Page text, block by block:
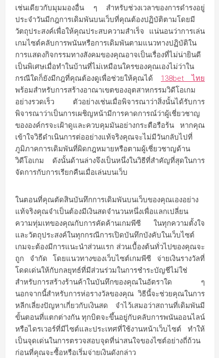
เช่นเดียวกับมุมมองอื่น ๆ สำหรับช่วงเวลาของการดำรงอยู่
ประจำวันมีกฎการเดิมพันบนเว็บที่คุณต้องปฏิบัติตามโดยมี
วัตถุประสงค์เพื่อให้คุณประสบความสำเร็จ แน่นอนว่าการเล่น
เกมไซต์คลับการพนันหรือการเดิมพันตามแนวทางปฏิบัติใน
การแสดงกิจกรรมทางสังคมของคุณอาจเป็นเรื่องที่ไม่น่ายินดี
เป็นพิเศษเมื่อทำในบ้านที่ไม่เหมือนใครของคุณเองไม่ว่าใน
กรณีใดก็ยังมีกฎที่คุณต้องดูเพื่อช่วยให้คุณได้ 138bet ไทย
พร้อมสำหรับการสร้างอาณาเขตของอุตสาหกรรมวิดีโอเกม
อย่างรวดเร็ว ตัวอย่างเช่นเมื่อพิจารณาว่าสิ่งนั้นได้รับการ
พิจารณาว่าเป็นการเผชิญหน้ามีการคาดการณ์ว่าผู้เชี่ยวชาญ
ขององค์กรจะเฝ้าดูและควบคุมมันอย่างกระตือรือร้น หากคุณ
เข้าใจวิธีดำเนินการต่ออย่างแท้จริงคุณจะไม่มีวันกลับไปที่
ภูมิภาคการเดิมพันที่ผิดกฎหมายหรือตามผู้เชี่ยวชาญด้าน
วิดีโอเกม ดังนั้นด้านล่างจึงเป็นหนึ่งในวิธีที่สำคัญที่สุดในการ
จัดการกับการเรียกคืนเมื่อเล่นบนเว็บ
ในตอนที่คุณตัดสินบันทึกการเดิมพันบนเว็บของคุณเองอย่าง
แท้จริงคุณจำเป็นต้องมีเงินสดจำนวนหนึ่งเพื่อแลกเปลี่ยน
ความทุ่มเทของคุณกับการคัดค้านเกมพีซี ในทุกความตั้งใจ
และวัตถุประสงค์ในทุกกรณีการเปิดบันทึกบังคับในเว็บไซต์
เกมจะต้องมีการแนะนำส่วนแรก ส่วนเบื้องต้นทั่วไปของคุณจะ
ถูก จำกัด โดยแนวทางของเว็บไซต์เกมพีซี จ่ายเงินรางวัลที่
โดดเด่นให้กับกลยุทธ์ที่มีส่วนร่วมในการชำระบัญชีไม่ใช่
สำหรับการสร้างร้านค้าในบันทึกของคุณในอัตราใด ๆ
นอกจากนี้สำหรับการห่อรางวัลของคุณ วิธีนี้จะช่วยคุณในการ
หลีกเลี่ยงปัญหาเกี่ยวกับเงินสด จำไว้เสมอว่าสถานที่เดิมพันมี
ขั้นตอนที่แตกต่างกัน ทุกบิตจะขึ้นอยู่กับคลับการพนันออนไลน์
หรือไดรเวอร์ที่มีไซต์และประเทศที่ใช้งานหน้าเว็บไซต์ ทำให้
เป็นจุดเด่นในการตรวจสอบจุดที่น่าสนใจของไซต์อย่างถี่ถ้วน
ก่อนที่คุณจะซื้อหรือเริ่มจ่ายเงินดังกล่าว